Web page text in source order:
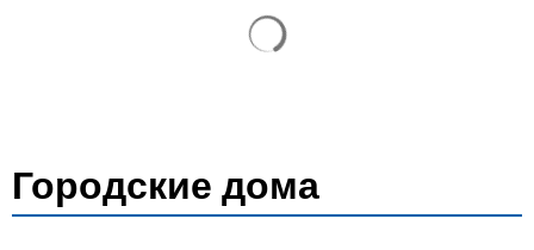
Городские дома